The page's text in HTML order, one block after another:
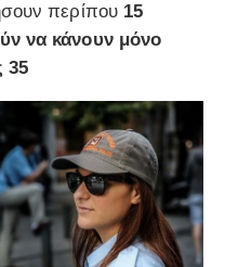
περίπου 15
να κάνουν μόνο
35